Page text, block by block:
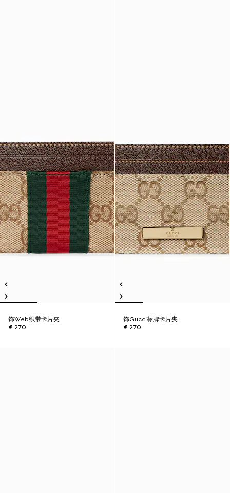
饰Web织带卡片夹
€ 270
饰Gucci标牌卡片夹
€ 270